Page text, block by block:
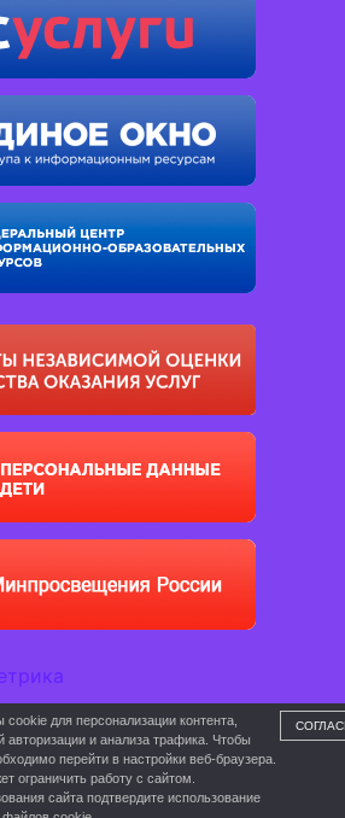
для персонализации контента,
авторизации и анализа трафика. Чтобы
перейти в настройки веб-браузера.
ограничить работу с сайтом.
сайта подтвердите использование